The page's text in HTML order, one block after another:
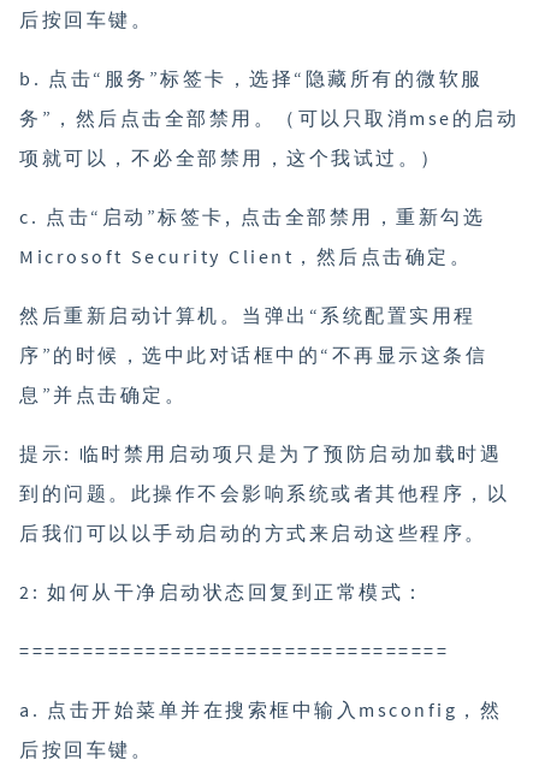
后按回车键。
b. 点击“服务”标签卡，选择“隐藏所有的微软服
务”，然后点击全部禁用。（可以只取消mse的启动
项就可以，不必全部禁用，这个我试过。）
c. 点击“启动”标签卡, 点击全部禁用，重新勾选
Microsoft Security Client，然后点击确定。
然后重新启动计算机。当弹出“系统配置实用程
序”的时候，选中此对话框中的“不再显示这条信
息”并点击确定。
提示: 临时禁用启动项只是为了预防启动加载时遇
到的问题。此操作不会影响系统或者其他程序，以
后我们可以以手动启动的方式来启动这些程序。
2: 如何从干净启动状态回复到正常模式：
==================================
a. 点击开始菜单并在搜索框中输入msconfig，然
后按回车键。